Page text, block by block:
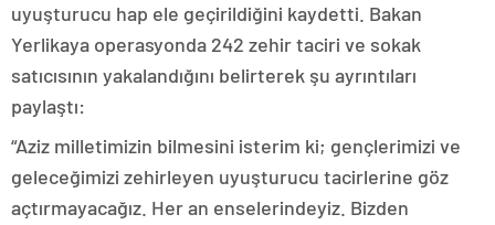
uyuşturucu hap ele geçirildiğini kaydetti. Bakan
Yerlikaya operasyonda 242 zehir taciri ve sokak
satıcısının yakalandığını belirterek şu ayrıntıları
paylaştı:
“Aziz milletimizin bilmesini isterim ki; gençlerimizi ve
geleceğimizi zehirleyen uyuşturucu tacirlerine göz
açtırmayacağız. Her an enselerindeyiz. Bizden